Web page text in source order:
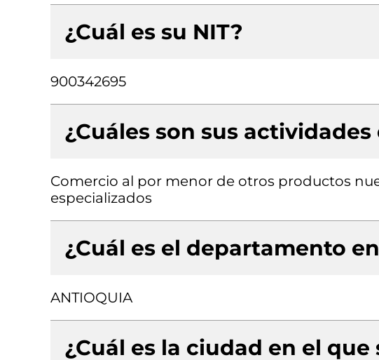
¿Cuál es su NIT?
900342695
¿Cuáles son sus
Comercio al por menor de otros productos
especializados
¿Cuál es el departamento
ANTIOQUIA
¿Cuál es la ciudad en el que